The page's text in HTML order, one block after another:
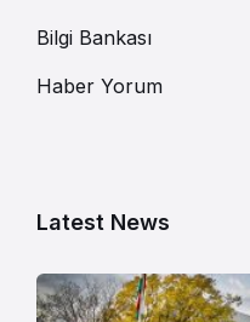
Bilgi Bankası
Haber Yorum
Latest News